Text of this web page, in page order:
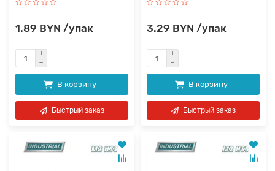
1.89 BYN /упак
В корзину
Быстрый заказ
3.29 BYN /упак
В корзину
Быстрый заказ